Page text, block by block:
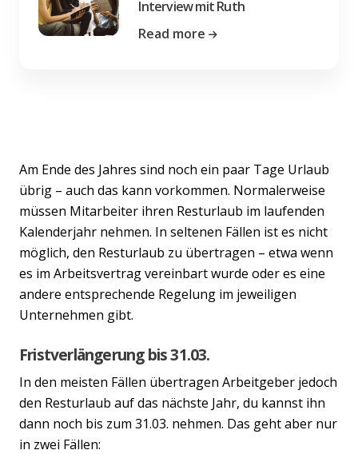
Interview mit Ruth
Read more
Am Ende des Jahres sind noch ein paar Tage Urlaub
übrig – auch das kann vorkommen. Normalerweise
müssen Mitarbeiter ihren Resturlaub im laufenden
Kalenderjahr nehmen. In seltenen Fällen ist es nicht
möglich, den Resturlaub zu übertragen – etwa wenn
es im Arbeitsvertrag vereinbart wurde oder es eine
andere entsprechende Regelung im jeweiligen
Unternehmen gibt.
Fristverlängerung bis 31.03.
In den meisten Fällen übertragen Arbeitgeber jedoch
den Resturlaub auf das nächste Jahr, du kannst ihn
dann noch bis zum 31.03. nehmen. Das geht aber nur
in zwei Fällen: